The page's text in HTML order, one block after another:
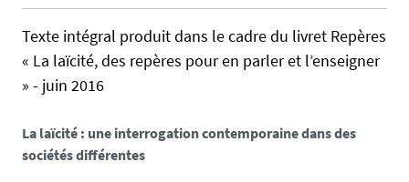
Texte intégral produit dans le cadre du livret Repères
« La laïcité, des repères pour en parler et l’enseigner
» - juin 2016
La laïcité : une interrogation contemporaine dans des
sociétés différentes